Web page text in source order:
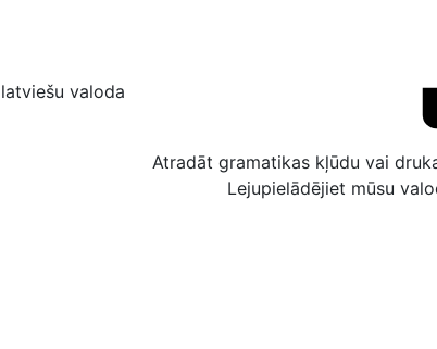
latviešu valoda
Atradāt gramatikas kļūdu vai
Lejupielādējiet mūsu